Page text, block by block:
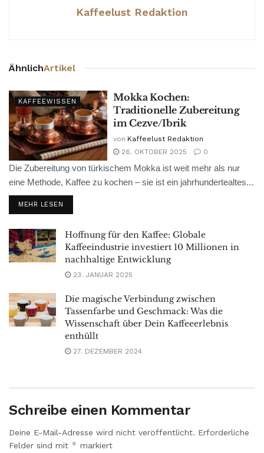
Kaffeelust Redaktion
ÄhnlichArtikel
KAFFEEWISSEN
Mokka Kochen:
Traditionelle Zubereitung
im Cezve/Ibrik
von Kaffeelust Redaktion
26. OKTOBER 2025
0
Die Zubereitung von türkischem Mokka ist weit mehr als nur
eine Methode, Kaffee zu kochen – sie ist ein jahrhundertealtes...
MEHR LESEN
Hoffnung für den Kaffee: Globale
Kaffeeindustrie investiert 10 Millionen in
nachhaltige Entwicklung
23. JANUAR 2025
Die magische Verbindung zwischen
Tassenfarbe und Geschmack: Was die
Wissenschaft über Dein Kaffeeerlebnis
enthüllt
27. DEZEMBER 2024
Schreibe einen Kommentar
Deine E-Mail-Adresse wird nicht veröffentlicht. Erforderliche
Felder sind mit * markiert